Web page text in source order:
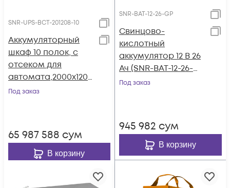
SNR-UPS-BCT-201208-10
Аккумуляторный
шкаф 10 полок, с
отсеком для
автомата,2000х1200
х800мм (SNR-UPS-
Под заказ
65 987 588 сум
В корзину
SNR-BAT-12-26-GP
Свинцово-
кислотный
аккумулятор 12 В 26
Ач (SNR-BAT-12-26-
GP)
Под заказ
945 982 сум
В корзину